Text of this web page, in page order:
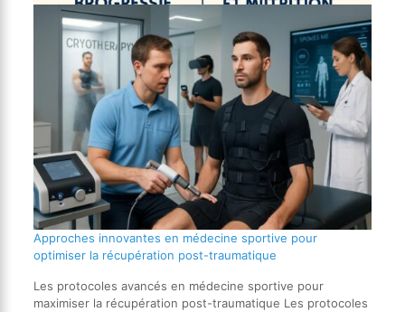
Approches innovantes en médecine sportive pour
optimiser la récupération post-traumatique
Les protocoles avancés en médecine sportive pour
maximiser la récupération post-traumatique Les protocoles